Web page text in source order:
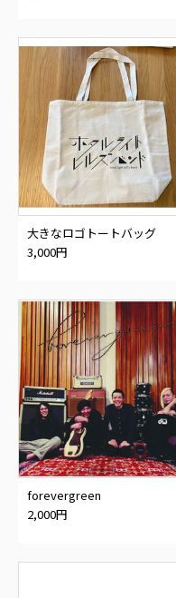
大きなロゴトートバッグ
3,000円
forevergreen
2,000円